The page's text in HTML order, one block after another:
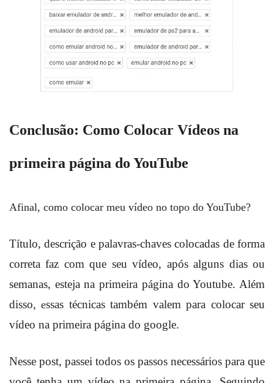
Conclusão: Como Colocar Vídeos na
primeira página do YouTube
Afinal, como colocar meu vídeo no topo do YouTube?
Título, descrição e palavras-chaves colocadas de forma
correta faz com que seu vídeo, após alguns dias ou
semanas, esteja na primeira página do Youtube. Além
disso,essas técnicastambém valem para colocar seu
vídeo na primeira página do google.
Nesse post, passei todos os passos necessários para que